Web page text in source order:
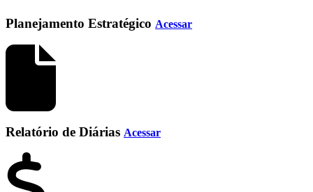
Planejamento Estratégico Acessar
Relatório de Diárias Acessar